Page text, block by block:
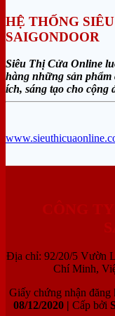
HỆ THỐNG
SAIGONDOOR
Siêu Thị Cửa Online
hàng những sản phẩm
ích, sáng tạo cho cộng
Địa chỉ: 92/20/5 Vườn
Chí Minh,
Giấy chứng nhận đăng
08/12/2020 | Cấp bởi